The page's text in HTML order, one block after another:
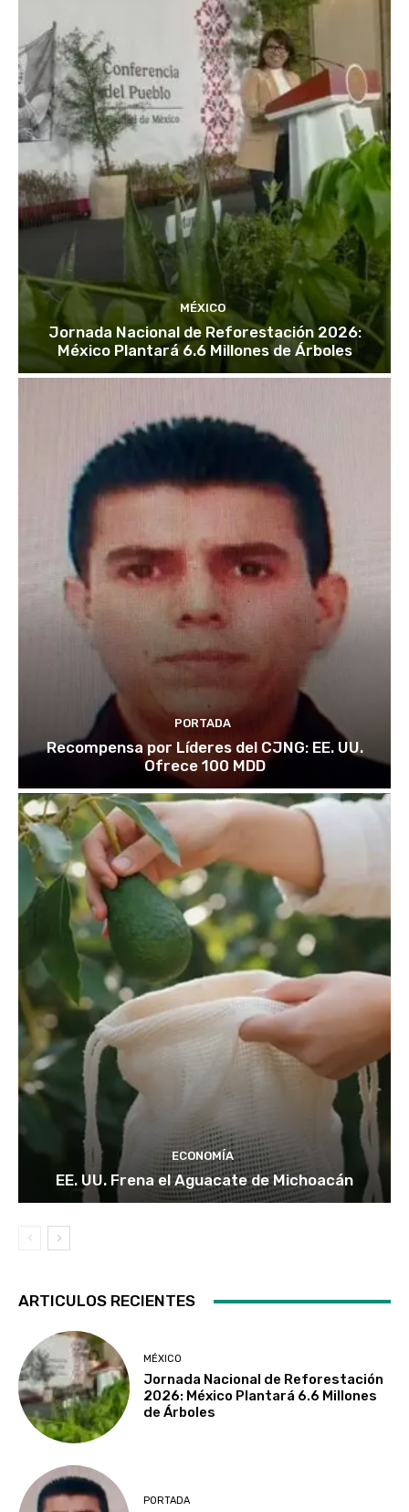
MÉXICO
Jornada Nacional de Reforestación 2026:
México Plantará 6.6 Millones de Árboles
PORTADA
Recompensa por Líderes del CJNG: EE. UU.
Ofrece 100 MDD
ECONOMÍA
EE. UU. Frena el Aguacate de Michoacán
ARTICULOS RECIENTES
MÉXICO
Jornada Nacional de Reforestación
2026: México Plantará 6.6 Millones
de Árboles
PORTADA